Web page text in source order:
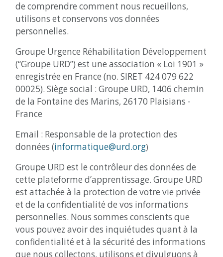
de comprendre comment nous recueillons,
utilisons et conservons vos données
personnelles.
Groupe Urgence Réhabilitation Développement
(“Groupe URD”) est une association « Loi 1901 »
enregistrée en France (no. SIRET 424 079 622
00025). Siège social : Groupe URD, 1406 chemin
de la Fontaine des Marins, 26170 Plaisians -
France
Email : Responsable de la protection des
données (informatique@urd.org)
Groupe URD est le contrôleur des données de
cette plateforme d’apprentissage. Groupe URD
est attachée à la protection de votre vie privée
et de la confidentialité de vos informations
personnelles. Nous sommes conscients que
vous pouvez avoir des inquiétudes quant à la
confidentialité et à la sécurité des informations
que nous collectons, utilisons et divulguons à